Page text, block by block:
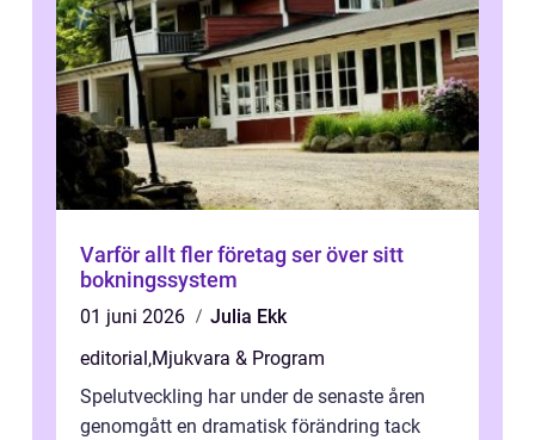
Varför allt fler företag ser över sitt
bokningssystem
01 juni 2026
Julia Ekk
editorial,Mjukvara & Program
Spelutveckling har under de senaste åren
genomgått en dramatisk förändring tack